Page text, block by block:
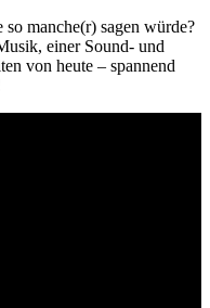
manche(r) sagen würde?
einer Sound- und
von heute – spannend